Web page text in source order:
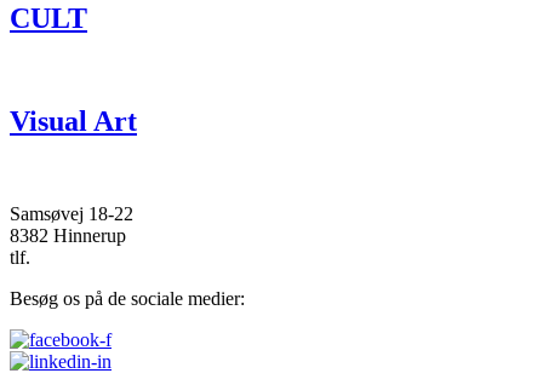
CULT
Visual Art
Samsøvej 18-22
8382 Hinnerup
tlf.
Besøg os på de sociale medier: